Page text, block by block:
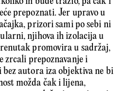
prepoznati. Jer upravo u
prizori sami po sebi ni
njihova ih izolacija u
promovira u sadržaj,
zrcali prepoznavanje i
autora iza objektiva ne bi
možda čak i lijena,